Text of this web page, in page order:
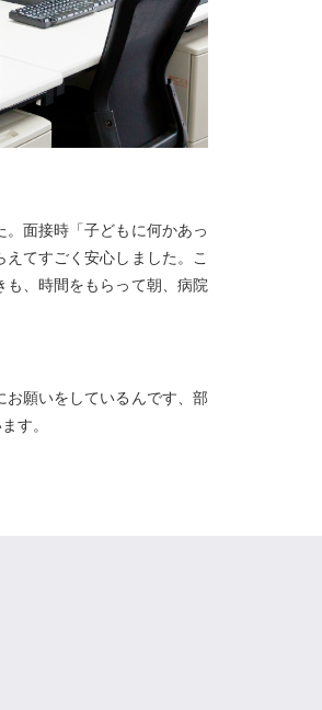
面接時「子どもに何かあっ
てすごく安心しました。こ
、時間をもらって朝、病院
願いをしているんです、部
す。